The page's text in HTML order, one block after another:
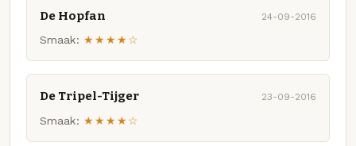
De Hopfan 24-09-2016
Smaak: ★★★★☆
De Tripel-Tijger 23-09-2016
Smaak: ★★★★☆